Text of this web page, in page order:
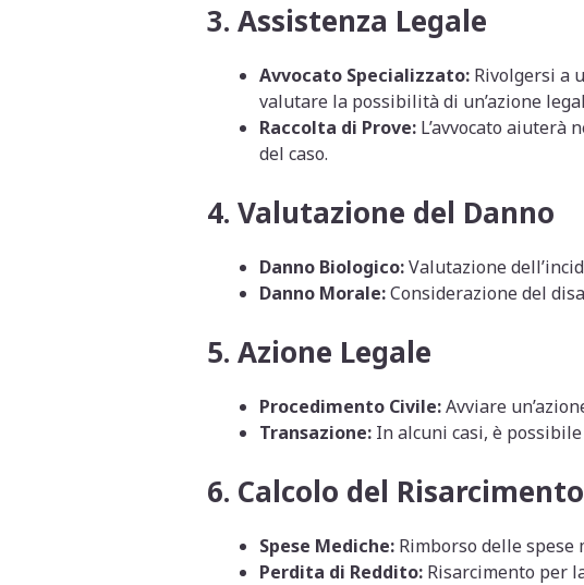
3. Assistenza Legale
Avvocato Specializzato:Rivolgersi a
valutare la possibilità di un’azione
Raccolta di Prove:L’avvocato aiuterà
del caso.
4. Valutazione del Danno
Danno Biologico:Valutazione
Danno Morale:Considerazione del
5. Azione Legale
Procedimento Civile:Avviare
Transazione:In alcuni casi, è
6. Calcolo del Risarcimento
Spese Mediche:Rimborso delle spese
Perdita di Reddito:Risarcimento per